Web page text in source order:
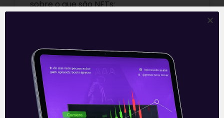
sobre o que são NFTs:
12/12/2023
CRYPTO 101